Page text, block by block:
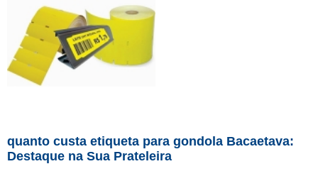
quanto custa etiqueta para gondola Bacaetava:
Destaque na Sua Prateleira